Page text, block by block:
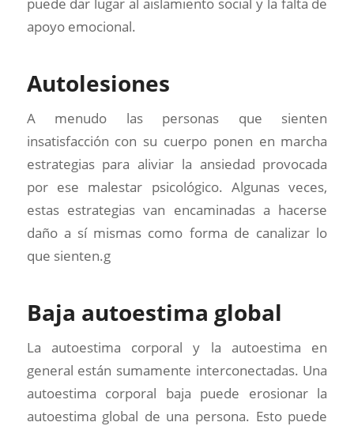
puede dar lugar al aislamiento social y la falta de
apoyo emocional.
Autolesiones
A menudo las personas que sienten
insatisfacción con su cuerpo ponen en marcha
estrategias para aliviar la ansiedad provocada
por ese malestar psicológico. Algunas veces,
estas estrategias van encaminadas a hacerse
daño a sí mismas como forma de canalizar lo
que sienten.g
Baja autoestima global
La autoestima corporal y la autoestima en
general están sumamente interconectadas. Una
autoestima corporal baja puede erosionar la
autoestima global de una persona. Esto puede